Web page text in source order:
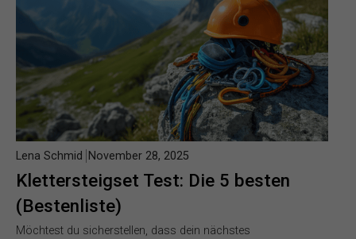
Klettersteigset Test: Die 5 besten
(Bestenliste)
Lena Schmid November 28, 2025
Möchtest du sicherstellen, dass dein nächstes